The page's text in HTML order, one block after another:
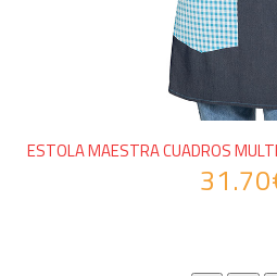
ESTOLA MAESTRA CUADROS